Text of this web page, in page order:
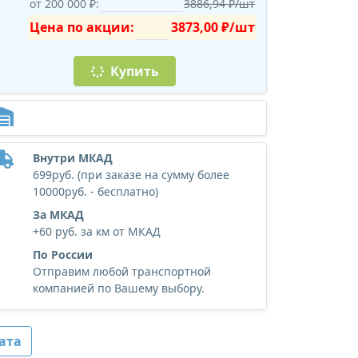
от 200 000 ₽: 3886,94 ₽/шт
Цена по акции: 3873,00 ₽/шт
Купить
Внутри МКАД
699руб. (при заказе на сумму более
10000руб. - бесплатно)
За МКАД
+60 руб. за км от МКАД
По России
Отправим любой транспортной
компанией по Вашему выбору.